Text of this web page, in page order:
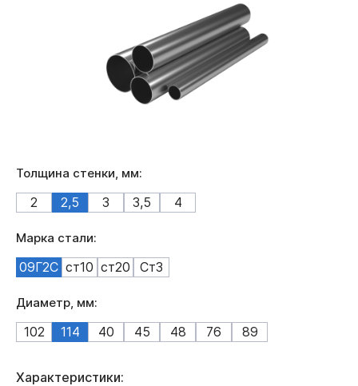
Толщина стенки, мм:
2 2,5 3 3,5 4
Марка стали:
09Г2С ст10 ст20 Ст3
Диаметр, мм:
102 114 40 45 48 76 89
Характеристики: